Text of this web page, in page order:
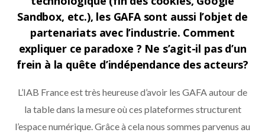
Sandbox, etc.), les GAFA sont aussi l’objet de
partenariats avec l’industrie. Comment
expliquer ce paradoxe ? Ne s’agit-il pas d’un
frein à la quête d’indépendance des acteurs?
L’IAB France est très heureuse d’avoir les GAFA autour de
la table dans la mesure où ces plateformes structurent
l’espace numérique. Grâce à cela nous sommes parvenus au